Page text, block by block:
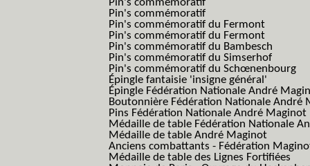
Pin's commémoratif
Pin's commémoratif
Pin's commémoratif du Fermont
Pin's commémoratif du Fermont
Pin's commémoratif du Bambesch
Pin's commémoratif du Simserhof
Pin's commémoratif du Schœnenbourg
Épingle fantaisie 'insigne général'
Épingle Fédération Nationale André
Boutonnière Fédération Nationale André
Pins Fédération Nationale André Maginot
Médaille de table Fédération Nationale
Médaille de table André Maginot
Anciens combattants - Fédération
Médaille de table des Lignes Fortifiées